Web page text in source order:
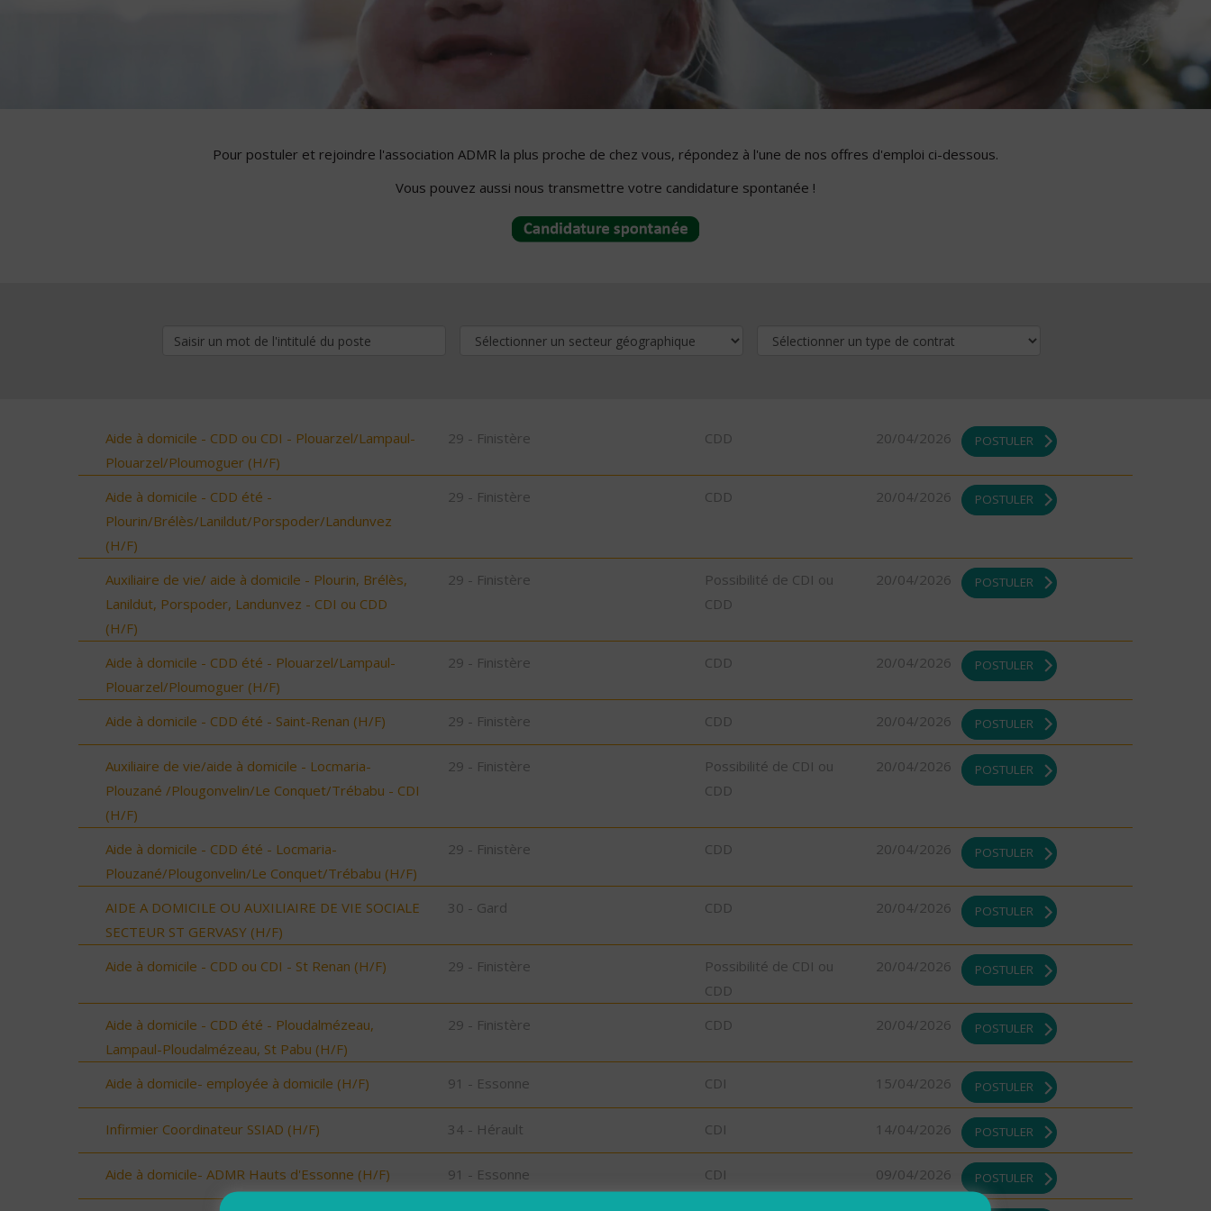
Pour postuler et rejoindre l'association ADMR la plus proche de chez vous, répondez à l'une de nos offres d'emploi ci-dessous.
Vous pouvez aussi nous transmettre votre candidature spontanée !
Aide à domicile - CDD ou CDI - Plouarzel/Lampaul-
Plouarzel/Ploumoguer (H/F)
29 - Finistère CDD 20/04/2026 POSTULER
Aide à domicile - CDD été -
Plourin/Brélès/Lanildut/Porspoder/Landunvez
(H/F)
29 - Finistère CDD 20/04/2026 POSTULER
Auxiliaire de vie/ aide à domicile - Plourin, Brélès,
Lanildut, Porspoder, Landunvez - CDI ou CDD
(H/F)
29 - Finistère
Possibilité de CDI ou
CDD
20/04/2026 POSTULER
Aide à domicile - CDD été - Plouarzel/Lampaul-
Plouarzel/Ploumoguer (H/F)
29 - Finistère CDD 20/04/2026 POSTULER
Aide à domicile - CDD été - Saint-Renan (H/F) 29 - Finistère CDD 20/04/2026 POSTULER
Auxiliaire de vie/aide à domicile - Locmaria-
Plouzané /Plougonvelin/Le Conquet/Trébabu - CDI
(H/F)
29 - Finistère
Possibilité de CDI ou
CDD
20/04/2026 POSTULER
Aide à domicile - CDD été - Locmaria-
Plouzané/Plougonvelin/Le Conquet/Trébabu (H/F)
29 - Finistère CDD 20/04/2026 POSTULER
AIDE A DOMICILE OU AUXILIAIRE DE VIE SOCIALE
SECTEUR ST GERVASY (H/F)
30 - Gard CDD 20/04/2026 POSTULER
Aide à domicile - CDD ou CDI - St Renan (H/F) 29 - Finistère
Possibilité de CDI ou
CDD
20/04/2026 POSTULER
Aide à domicile - CDD été - Ploudalmézeau,
Lampaul-Ploudalmézeau, St Pabu (H/F)
29 - Finistère CDD 20/04/2026 POSTULER
Aide à domicile- employée à domicile (H/F) 91 - Essonne CDI 15/04/2026 POSTULER
Infirmier Coordinateur SSIAD (H/F) 34 - Hérault CDI 14/04/2026 POSTULER
Aide à domicile- ADMR Hauts d'Essonne (H/F) 91 - Essonne CDI 09/04/2026 POSTULER